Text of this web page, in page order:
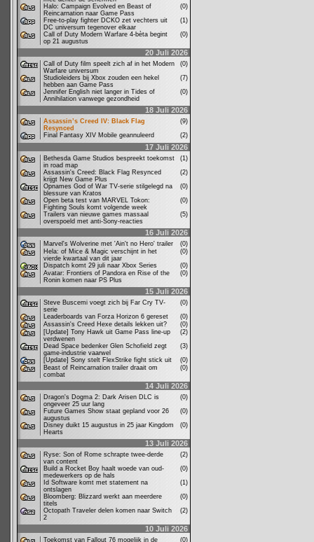
Halo: Campaign Evolved en Beast of
Reincarnation naar Game Pass
(0)
Free-to-play fighter DCKO zet vechters uit
DC universum tegenover elkaar
(1)
Call of Duty Modern Warfare 4-bèta begint
op 21 augustus
(0)
20 Juli 2026
Call of Duty film speelt zich af in het Modern
Warfare universum
(0)
Studioleiders bij Xbox zouden een hekel
hebben aan Game Pass
(7)
Jennifer English niet langer in Tides of
Annihilation vanwege gezondheid
(0)
18 Juli 2026
Assassin’s Creed IV: Black Flag
Resynced
(9)
Final Fantasy XIV Mobile geannuleerd
(2)
17 Juli 2026
Bethesda Game Studios bespreekt toekomst
in road map
(1)
Assassin's Creed: Black Flag Resynced
krijgt New Game Plus
(2)
Opnames God of War TV-serie stilgelegd na
blessure van Kratos
(0)
Open beta test van MARVEL Tokon:
Fighting Souls komt volgende week
(0)
Trailers van nieuwe games massaal
overspoeld met anti-Sony-reacties
(5)
16 Juli 2026
Marvel's Wolverine met 'Ain't no Hero' trailer
(0)
Hela: of Mice & Magic verschijnt in het
vierde kwartaal van dit jaar
(0)
Dispatch komt 29 juli naar Xbox Series
(0)
Avatar: Frontiers of Pandora en Rise of the
Ronin komen naar PS Plus
(0)
15 Juli 2026
Steve Buscemi voegt zich bij Far Cry TV-
serie
(0)
Leaderboards van Forza Horizon 6 gereset
(0)
Assassin's Creed Hexe details lekken uit?
(0)
[Update] Tony Hawk uit Game Pass line-up
verdwenen
(2)
Dead Space bedenker Glen Schofield zegt
game-industrie vaarwel
(3)
[Update] Sony stelt FlexStrike fight stick uit
(0)
Beast of Reincarnation trailer draait om
combat
(0)
14 Juli 2026
Dragon's Dogma 2: Dark Arisen DLC is
ongeveer 25 uur lang
(0)
Future Games Show staat gepland voor 26
augustus
(0)
Disney duikt 15 augustus in 25 jaar Kingdom
Hearts
(0)
13 Juli 2026
Ryse: Son of Rome schrapte twee-derde
van content
(2)
Build a Rocket Boy haalt woede van oud-
medewerkers op de hals
(0)
Id Software komt met statement na
ontslagen
(1)
Bloomberg: Blizzard werkt aan meerdere
titels
(0)
Octopath Traveler delen komen naar Switch
2
(2)
10 Juli 2026
Toekomst van Fallout 76 mogelijk in de (0)